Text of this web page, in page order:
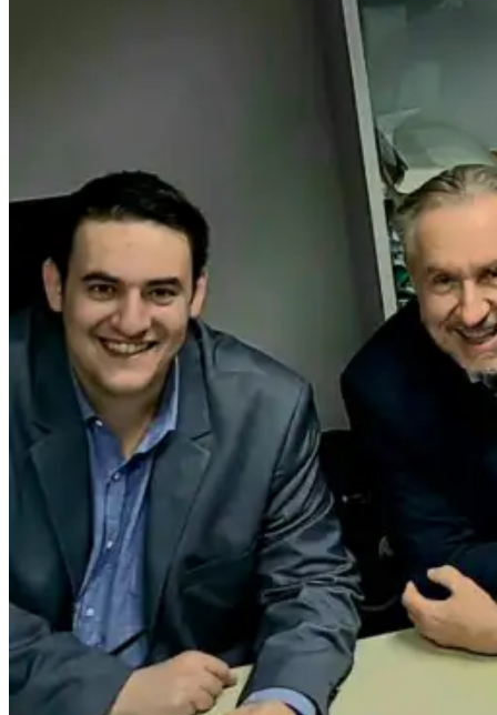
Κερδίζω
Καταναλώνω
Αποταμιεύω
Ασφαλίζομαι
Επενδύω
Δανείζομαι
Δωρίζω
Δράσεις
Βιβλιοθήκη
Επικοινωνία